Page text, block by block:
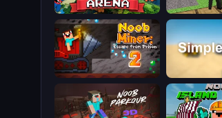
Block Pixel Gun Apocalypse 3
Medieval Arena
Noob Miner 2: Escape From Prison